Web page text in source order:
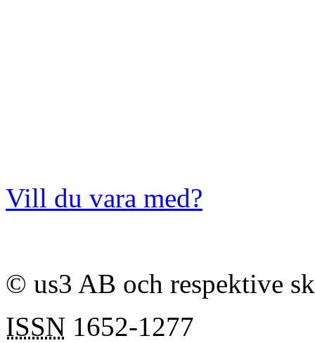
Vill du vara med?
© us3 AB och respektive
ISSN 1652-1277